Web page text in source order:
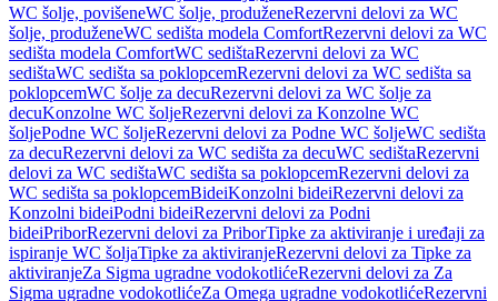
WC šolje, povišeneWC šolje, produženeRezervni delovi za WC
šolje, produženeWC sedišta modela ComfortRezervni delovi za WC
sedišta modela ComfortWC sedištaRezervni delovi za WC
sedištaWC sedišta sa poklopcemRezervni delovi za WC sedišta sa
poklopcemWC šolje za decuRezervni delovi za WC šolje za
decuKonzolne WC šoljeRezervni delovi za Konzolne WC
šoljePodne WC šoljeRezervni delovi za Podne WC šoljeWC sedišta
za decuRezervni delovi za WC sedišta za decuWC sedištaRezervni
delovi za WC sedištaWC sedišta sa poklopcemRezervni delovi za
WC sedišta sa poklopcemBideiKonzolni bideiRezervni delovi za
Konzolni bideiPodni bideiRezervni delovi za Podni
bideiPriborRezervni delovi za PriborTipke za aktiviranje i uređaji za
ispiranje WC šoljaTipke za aktiviranjeRezervni delovi za Tipke za
aktiviranjeZa Sigma ugradne vodokotlićeRezervni delovi za Za
Sigma ugradne vodokotlićeZa Omega ugradne vodokotlićeRezervni